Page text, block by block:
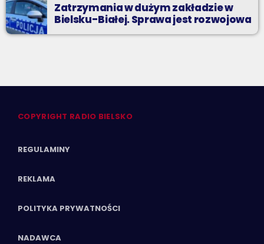
Zatrzymania w dużym zakładzie w
Bielsku-Białej. Sprawa jest rozwojowa
COPYRIGHT RADIO BIELSKO
REGULAMINY
REKLAMA
POLITYKA PRYWATNOŚCI
NADAWCA